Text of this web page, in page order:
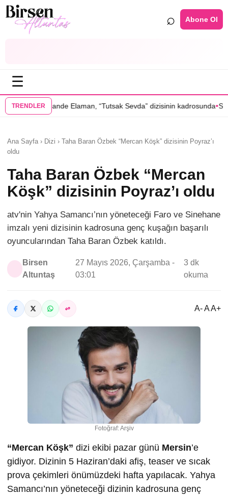
⌕ Abone Ol
☰
TRENDLER“Tutsak Sevda” dizisinin kadrosunda• Serenay Sarıkaya’lı
Ana Sayfa › Dizi › Taha Baran Özbek “Mercan Köşk” dizisinin Poyraz’ı
oldu
Taha Baran Özbek “Mercan
Köşk” dizisinin Poyraz’ı oldu
atv'nin Yahya Samancı’nın yöneteceği Faro ve Sinehane
imzalı yeni dizisinin kadrosuna genç kuşağın başarılı
oyuncularından Taha Baran Özbek katıldı.
Birsen
Altuntaş
27 Mayıs 2026, Çarşamba -
03:01
3 dk
okuma
A- A A+
Fotoğraf: Arşiv
“Mercan Köşk” dizi ekibi pazar günü Mersin’e
gidiyor. Dizinin 5 Haziran’daki afiş, teaser ve sıcak
prova çekimleri önümüzdeki hafta yapılacak. Yahya
Samancı’nın yöneteceği dizinin kadrosuna genç